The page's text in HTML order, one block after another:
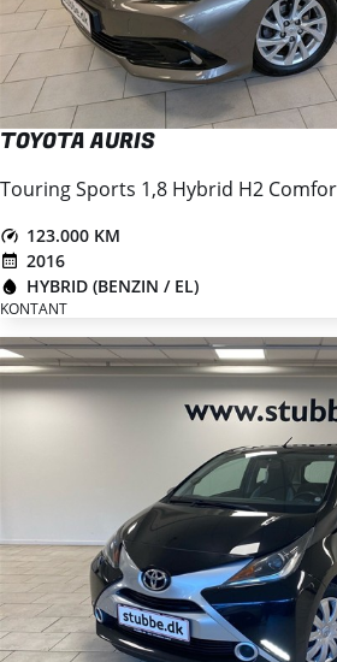
TOYOTA AURIS
123.000 KM
2016
HYBRID (BENZIN / EL)
KONTANT